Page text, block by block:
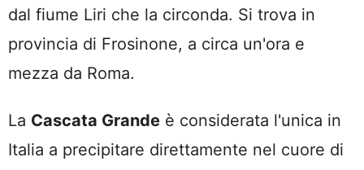
dal fiume Liri che la circonda. Si trova in
provincia di Frosinone, a circa un'ora e
mezza da Roma.
La Cascata Grande è considerata l'unica in
Italia a precipitare direttamente nel cuore di